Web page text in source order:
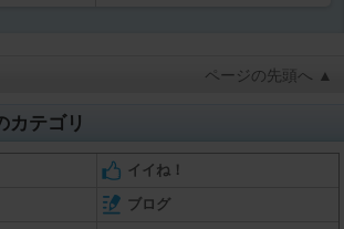
ページの先頭へ ▲
カテゴリ
イイね！
ブログ